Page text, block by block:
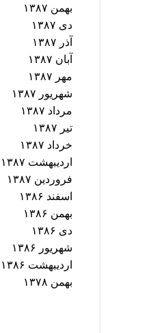
بهمن ۱۳۸۷
دی ۱۳۸۷
آذر ۱۳۸۷
آبان ۱۳۸۷
مهر ۱۳۸۷
شهریور ۱۳۸۷
مرداد ۱۳۸۷
تیر ۱۳۸۷
خرداد ۱۳۸۷
اردیبهشت ۱۳۸۷
فروردین ۱۳۸۷
اسفند ۱۳۸۶
بهمن ۱۳۸۶
دی ۱۳۸۶
شهریور ۱۳۸۶
اردیبهشت ۱۳۸۶
بهمن ۱۳۷۸